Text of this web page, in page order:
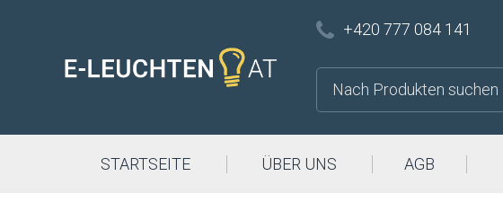
+420 777 084 141
STARTSEITE ÜBER UNS AGB